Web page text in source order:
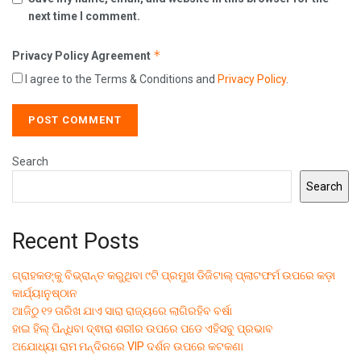
next time I comment.
Privacy Policy Agreement *
I agree to the Terms & Conditions and Privacy Policy.
Search
Search
Recent Posts
ଗ୍ରାହକଙ୍କୁ ବିଭ୍ରାନ୍ତ କରୁଥିବା ୯ଟି ପ୍ରମୁଖ ଡିଜିଟାଲ୍ ପ୍ଲାଟଫର୍ମ ଉପରେ କଡ଼ା
କାର୍ଯ୍ୟାନୁଷ୍ଠାନ
ଆଜିଠୁ ୧୨ ତାରିଖ ଯାଏ ସାରା ରାଜ୍ୟରେ ଲାଗିରହିବ ବର୍ଷା
ହାଇ ହିଲ୍ ପିନ୍ଧିବା ଦ୍ଵାରା ଶରୀର ଉପରେ ପଡେ ଏହିସବୁ ପ୍ରଭାବ
ଅଯୋଧ୍ୟା ରାମ ମନ୍ଦିରରେ VIP ଦର୍ଶନ ଉପରେ କଟକଣା